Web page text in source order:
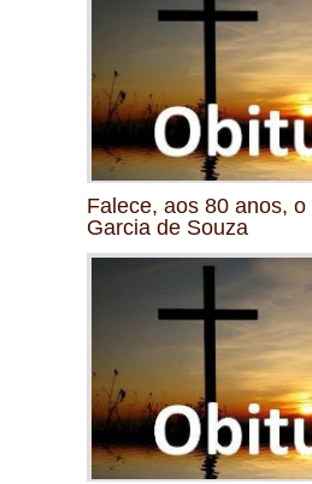
Falece, aos 80 anos,
Garcia de Souza